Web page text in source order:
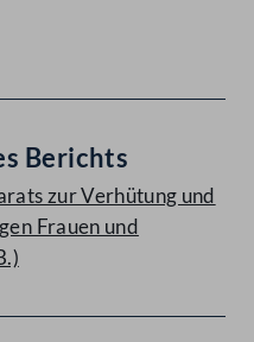
Berichts
zur Verhütung und
Frauen und